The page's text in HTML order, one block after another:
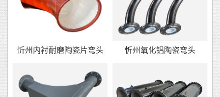
忻州内衬耐磨陶瓷片弯头 忻州氧化铝陶瓷弯头